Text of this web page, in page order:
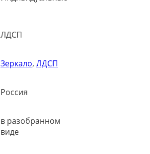
ЛДСП
Зеркало, ЛДСП
Россия
в разобранном
виде